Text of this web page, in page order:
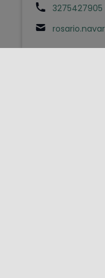
3275427905